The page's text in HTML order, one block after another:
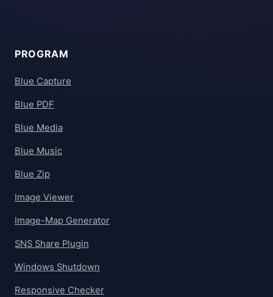
PROGRAM
Blue Capture
Blue PDF
Blue Media
Blue Music
Blue Zip
Image Viewer
Image-Map Generator
SNS Share Plugin
Windows Shutdown
Responsive Checker